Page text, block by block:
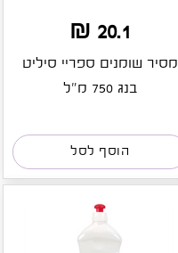
20.1 ₪
מסיר שומנים ספריי סיליט
בנג 750 מ"ל
הוסף לסל